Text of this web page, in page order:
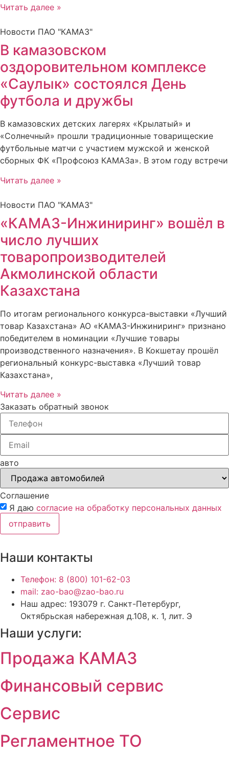
Читать далее »
Новости ПАО "КАМАЗ"
В камазовском
оздоровительном комплексе
«Саулык» состоялся День
футбола и дружбы
В камазовских детских лагерях «Крылатый» и
«Солнечный» прошли традиционные товарищеские
футбольные матчи с участием мужской и женской
сборных ФК «Профсоюз КАМАЗа». В этом году встречи
Читать далее »
Новости ПАО "КАМАЗ"
«КАМАЗ-Инжиниринг» вошёл в
число лучших
товаропроизводителей
Акмолинской области
Казахстана
По итогам регионального конкурса-выставки «Лучший
товар Казахстана» АО «КАМАЗ-Инжиниринг» признано
победителем в номинации «Лучшие товары
производственного назначения». В Кокшетау прошёл
региональный конкурс-выставка «Лучший товар
Казахстана»,
Читать далее »
Заказать обратный звонок
авто
Соглашение
Я даю согласие на обработку персональных данных
отправить
Наши контакты
Телефон: 8 (800) 101-62-03
mail: zao-bao@zao-bao.ru
Наш адрес: 193079 г. Санкт-Петербург,
Октябрьская набережная д.108, к. 1, лит. Э
Наши услуги:
Продажа КАМАЗ
Финансовый сервис
Сервис
Регламентное ТО